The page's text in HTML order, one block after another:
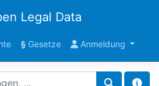
Legal Data
§Gesetze Anmeldung